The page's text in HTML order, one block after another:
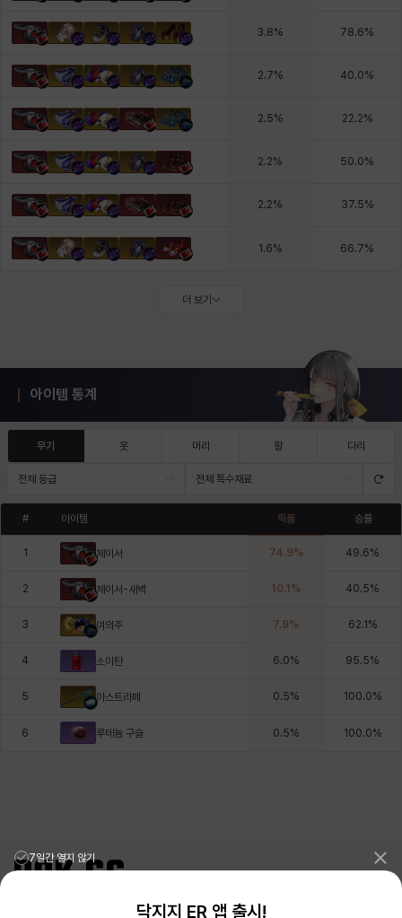
3.8% 78.6%
2.7% 40.0%
2.5% 22.2%
2.2% 50.0%
2.2% 37.5%
1.6% 66.7%
더 보기
아이템 통계
무기 옷 머리 팔 다리
전체 등급 전체 특수재료
# 아이템 픽률 승률
1 체이서 74.9% 49.6%
2 체이서-새벽 10.1 % 40.5%
3 여의주 7.9% 62.1 %
4 소이탄 6.0% 95.5%
5 아스트라페 0.5% 100.0%
6 루테늄 구슬 0.5% 100.0%
7일간 열지 않기
닥지지 ER 앱 출시!